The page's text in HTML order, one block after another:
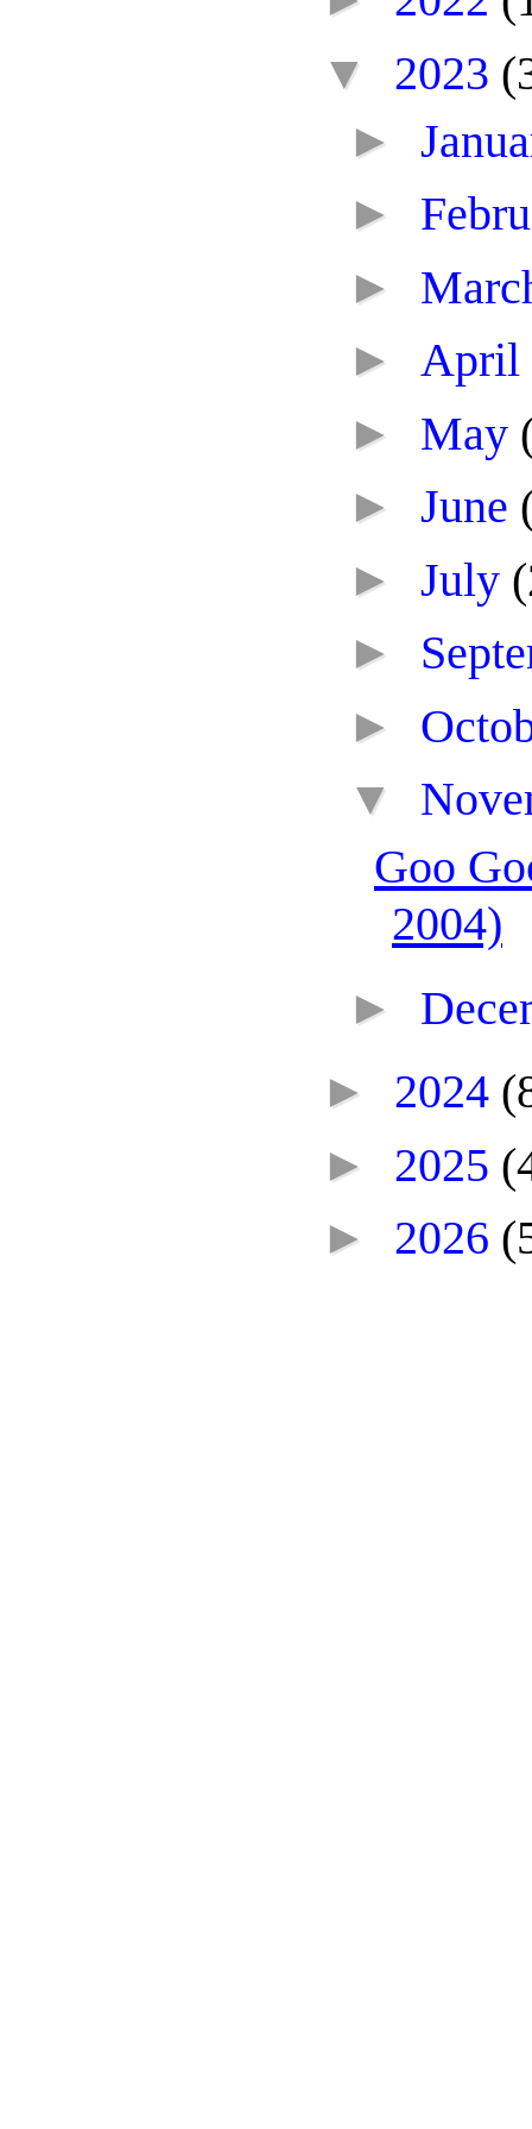
▼ 2023
►
►
►
► April
► May
► June
► July
►
►
▼
Goo
2004)
►
► 2024
► 2025
► 2026